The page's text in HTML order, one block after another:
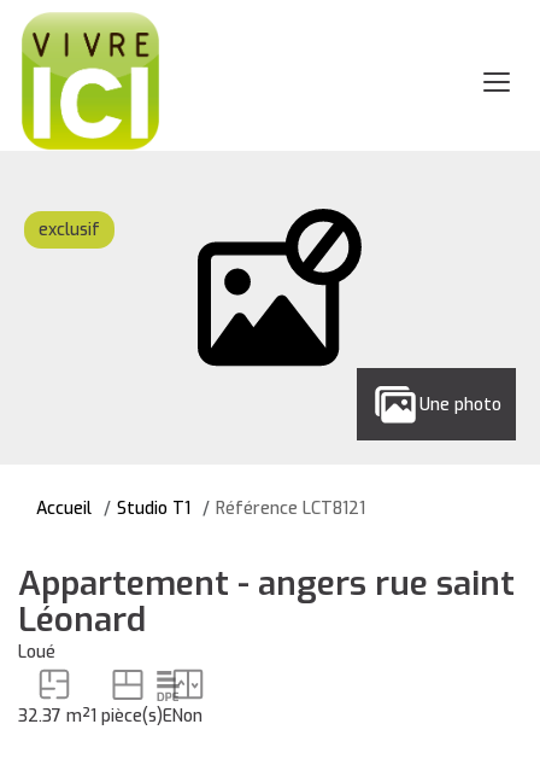
exclusif
Une photo
Accueil Studio T1 Référence LCT8121
Appartement - angers rue saint
Léonard
Loué
32.37 m²1 pièce(s)ENon